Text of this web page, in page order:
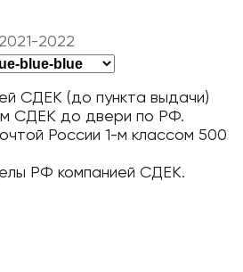
2022
СДЕК (до пункта выдачи)
СДЕК до двери по РФ.
России 1-м классом 500
РФ компанией СДЕК.